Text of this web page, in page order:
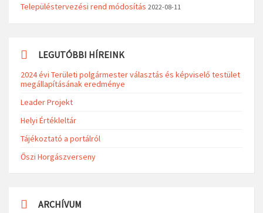
Településtervezési rend módosítás 2022-08-11
LEGUTÓBBI HÍREINK
2024 évi Területi polgármester választás és képviselő testület
megállapításának eredménye
Leader Projekt
Helyi Értékleltár
Tájékoztató a portálról
Őszi Horgászverseny
ARCHÍVUM